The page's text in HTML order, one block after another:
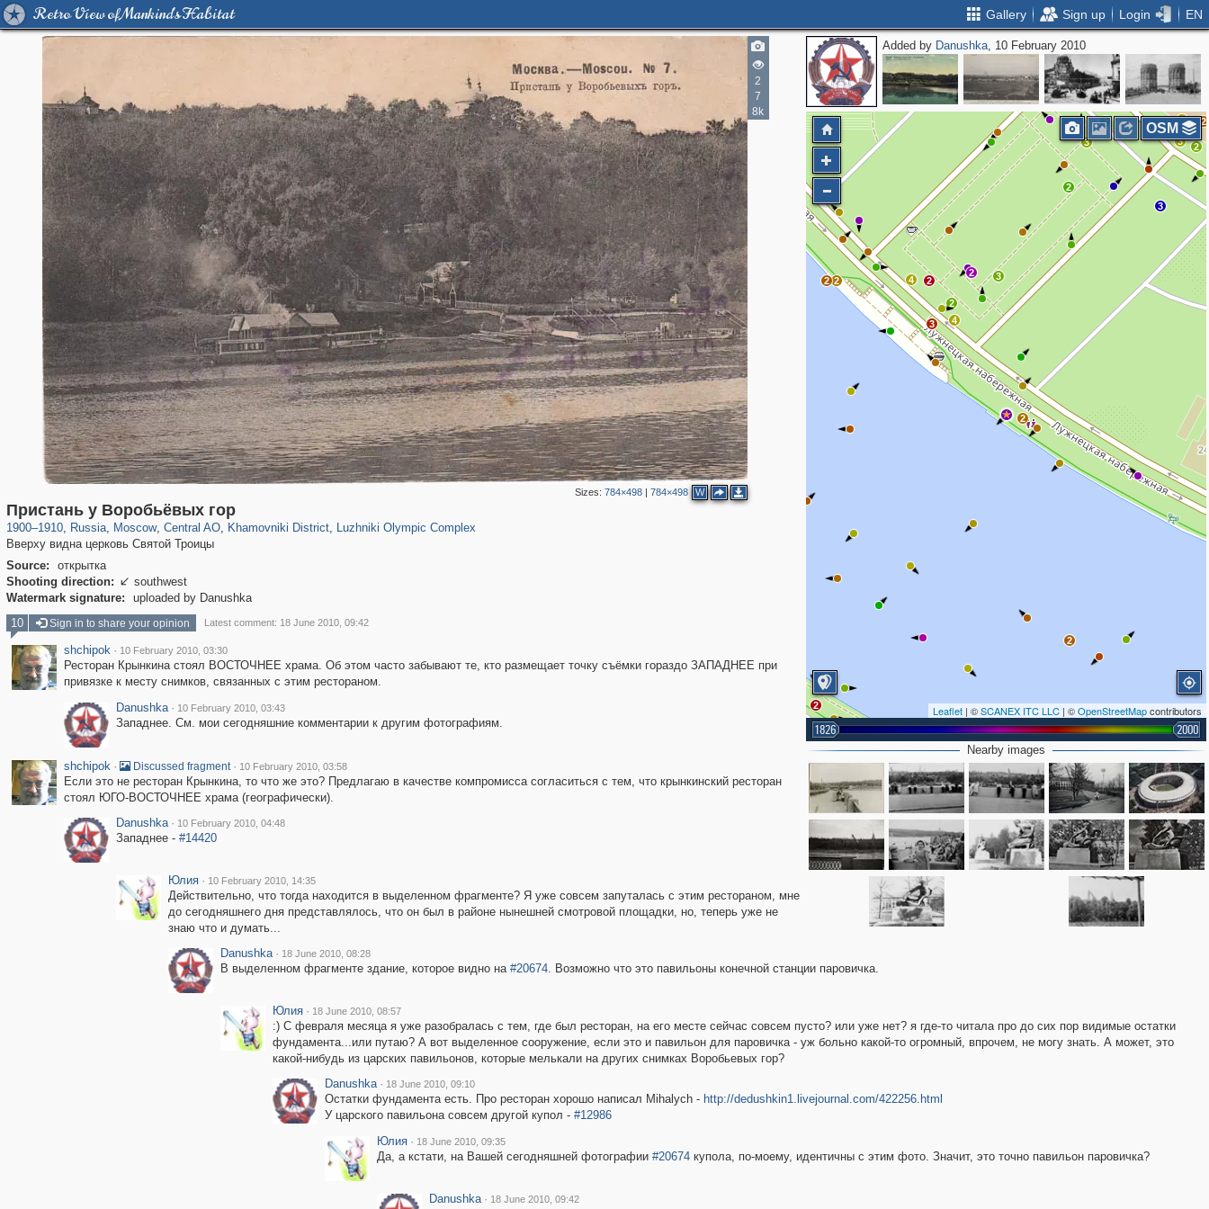
Retro View of Mankind's Habitat Gallery Sign up Login EN
2
7
8k
Sizes: 784×498| 784×498 W
Пристань у Воробьёвых гор
1900–1910, Russia
1,406,034 29,243
, Moscow
319,724 8,286
, Central AO
159,930 5,916
, Khamovniki District
19,393
, Luzhniki Olympic Complex
Вверху видна церковь Святой Троицы
Source:
открытка
Shooting direction:  southwest
Watermark signature:
uploaded by Danushka
Added by Danushka, 10 February 2010
2
2
4
2
2
2
3
2
2
4
2
3
4
2
2
3
2
3
2
3
3 2
2
3
3
2
3
Leaflet | ©SCANEX ITC LLC | ©OpenStreetMapcontributors
1826 2000
OSM
Nearby images
10 Sign in to share your opinion Latest comment: 18 June 2010, 09:42
shchipok · 10 February 2010, 03:30
Ресторан Крынкина стоял ВОСТОЧНЕЕ храма. Об этом часто забывают те, кто размещает точку съёмки гораздо ЗАПАДНЕЕ при
привязке к месту снимков, связанных с этим рестораном.
Danushka · 10 February 2010, 03:43
Западнее. См. мои сегодняшние комментарии к другим фотографиям.
shchipok · Discussed fragment · 10 February 2010, 03:58
Если это не ресторан Крынкина, то что же это? Предлагаю в качестве компромисса согласиться с тем, что крынкинский ресторан
стоял ЮГО-ВОСТОЧНЕЕ храма (географически).
Danushka · 10 February 2010, 04:48
Западнее - #14420
Юлия · 10 February 2010, 14:35
Действительно, что тогда находится в выделенном фрагменте? Я уже совсем запуталась с этим рестораном, мне
до сегодняшнего дня представлялось, что он был в районе нынешней смотровой площадки, но, теперь уже не
знаю что и думать...
Danushka · 18 June 2010, 08:28
В выделенном фрагменте здание, которое видно на #20674. Возможно что это павильоны конечной станции паровичка.
Юлия · 18 June 2010, 08:57
:) С февраля месяца я уже разобралась с тем, где был ресторан, на его месте сейчас совсем пусто? или уже нет? я где-то читала про до сих пор видимые остатки
фундамента...или путаю? А вот выделенное сооружение, если это и павильон для паровичка - уж больно какой-то огромный, впрочем, не могу знать. А может, это
какой-нибудь из царских павильонов, которые мелькали на других снимках Воробьевых гор?
Danushka · 18 June 2010, 09:10
Остатки фундамента есть. Про ресторан хорошо написал Mihalych - http://dedushkin1.livejournal.com/422256.html
У царского павильона совсем другой купол - #12986
Юлия · 18 June 2010, 09:35
Да, а кстати, на Вашей сегодняшней фотографии #20674купола, по-моему, идентичны с этим фото. Значит, это точно павильон паровичка?
Danushka · 18 June 2010, 09:42